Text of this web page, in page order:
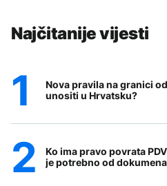
Najčitanije vijesti
Nova pravila na granici
unositi u Hrvatsku?
Ko ima pravo povrata
je potrebno od